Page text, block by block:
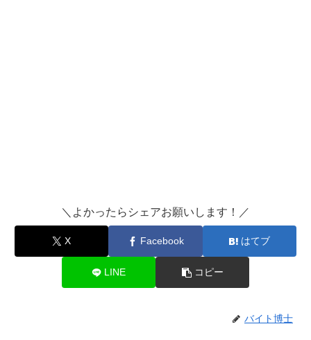
＼よかったらシェアお願いします！／
X Facebook はてブ
LINE コピー
バイト博士